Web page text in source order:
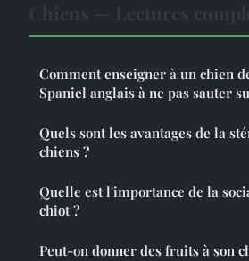
Comment enseigner à un chien
Spaniel anglais à ne pas sauter
Quels sont les avantages de la
chiens ?
Quelle est l'importance de la
chiot ?
Peut-on donner des fruits à son